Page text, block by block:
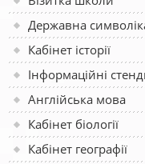
Державна
Кабінет історії
Інформаційні
Англійська мова
Кабінет біології
Кабінет географії